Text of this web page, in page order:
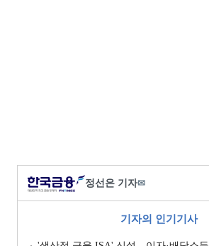
정선은 기자✉
기자의 인기기사